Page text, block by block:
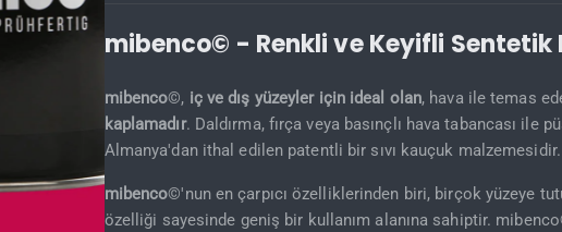
mibenco© - Renkli ve Keyifli
mibenco©, iç ve dış yüzeyler için ideal olan, hava ile temas
kaplamadır. Daldırma, fırça veya basınçlı hava tabancası
Almanya'dan ithal edilen patentli bir sıvı kauçuk malzemesidir.
mibenco©'nun en çarpıcı özelliklerinden biri, birçok yüzeye
özelliği sayesinde geniş bir kullanım alanına sahiptir.